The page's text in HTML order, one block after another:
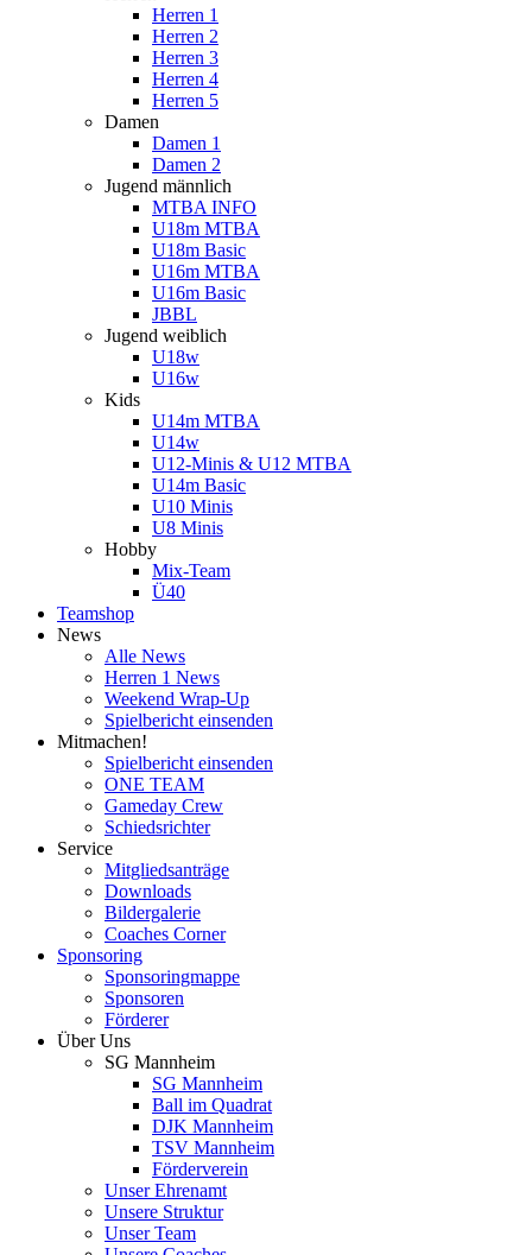
Herren 1
Herren 2
Herren 3
Herren 4
Herren 5
Damen
Damen 1
Damen 2
Jugend männlich
MTBA INFO
U18m MTBA
U18m Basic
U16m MTBA
U16m Basic
JBBL
Jugend weiblich
U18w
U16w
Kids
U14m MTBA
U14w
U12-Minis & U12 MTBA
U14m Basic
U10 Minis
U8 Minis
Hobby
Mix-Team
Ü40
Teamshop
News
Alle News
Herren 1 News
Weekend Wrap-Up
Spielbericht einsenden
Mitmachen!
Spielbericht einsenden
ONE TEAM
Gameday Crew
Schiedsrichter
Service
Mitgliedsanträge
Downloads
Bildergalerie
Coaches Corner
Sponsoring
Sponsoringmappe
Sponsoren
Förderer
Über Uns
SG Mannheim
SG Mannheim
Ball im Quadrat
DJK Mannheim
TSV Mannheim
Förderverein
Unser Ehrenamt
Unsere Struktur
Unser Team